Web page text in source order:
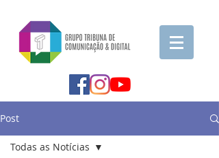
Post
Todas as Notícias